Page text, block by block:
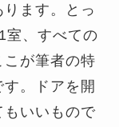
ます。とっ
室、すべての
が筆者の特
。ドアを開
もいいもので